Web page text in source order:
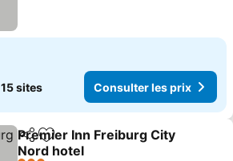
15 sites Consulter les prix
PartagerAjouter à mes favoris
Premier Inn Freiburg City
Nord hotel